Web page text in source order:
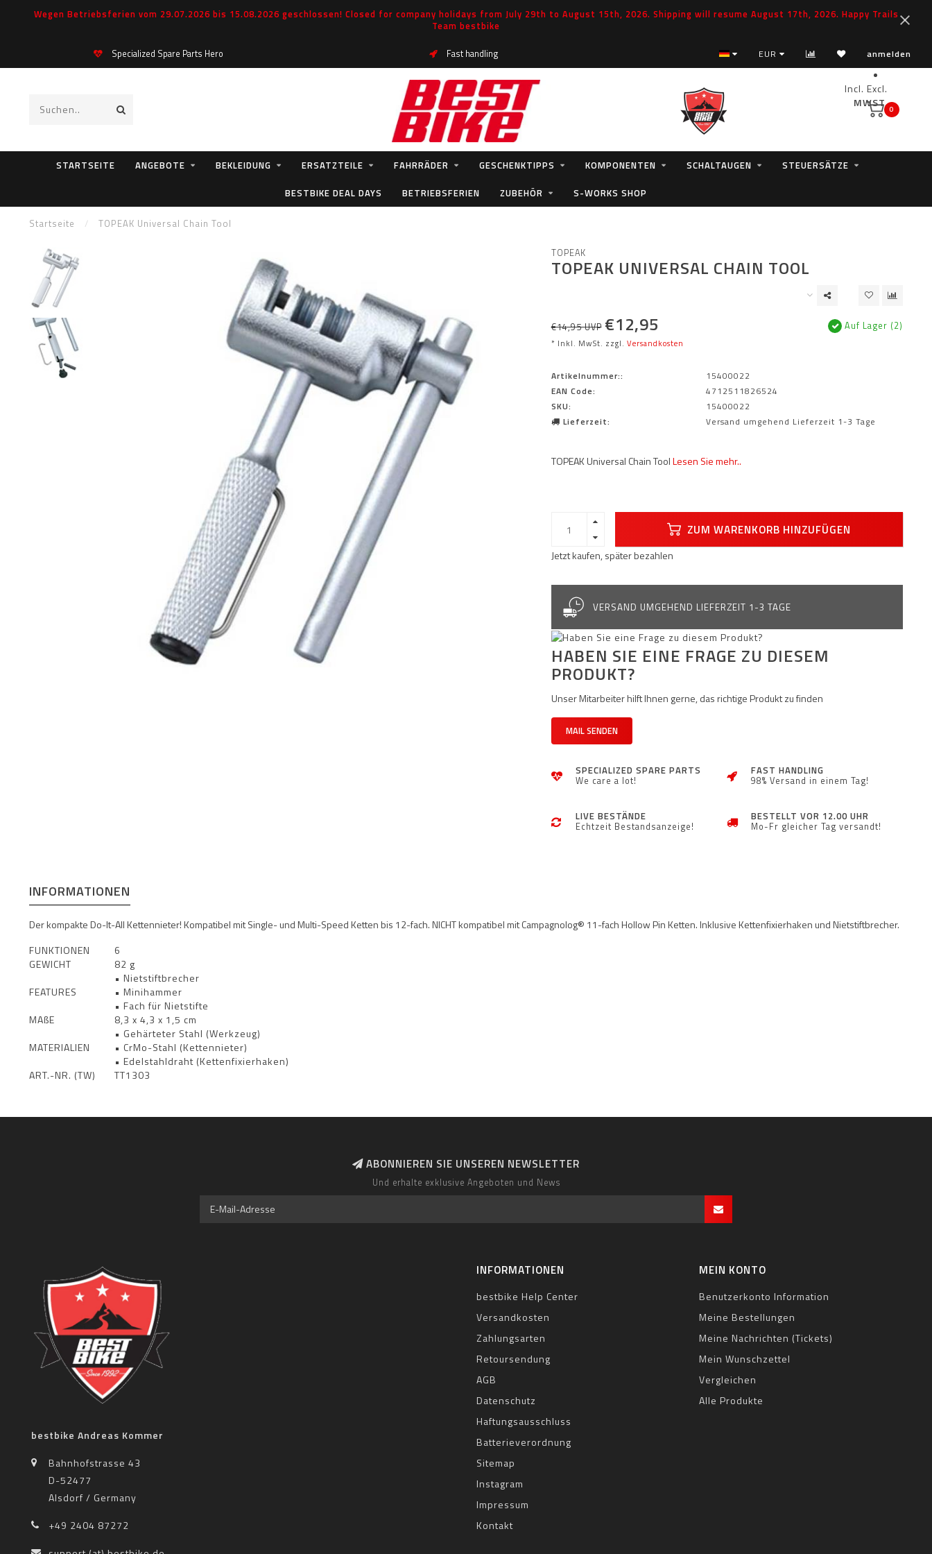
Wegen Betriebsferien vom 29.07.2026 bis 15.08.2026 geschlossen! Closed for company holidays from July 29th to August 15th, 2026. Shipping will resume August 17th, 2026. Happy Trails
Team bestbike
Specialized Spare Parts Hero Fast handling EUR anmelden
Incl. Excl.
MWST.0
STARTSEITE ANGEBOTE BEKLEIDUNG ERSATZTEILE FAHRRÄDER GESCHENKTIPPS KOMPONENTEN SCHALTAUGEN
STEUERSÄTZE
BESTBIKE DEAL DAYS
BETRIEBSFERIEN ZUBEHÖR S-WORKS SHOP
Startseite / TOPEAK Universal Chain Tool
TOPEAK
TOPEAK UNIVERSAL CHAIN TOOL
€14,95 UVP €12,95
* Inkl. MwSt. zzgl. Versandkosten
Auf Lager (2)
Artikelnummer::
15400022
EAN Code:
4712511826524
SKU:
15400022
Lieferzeit:
Versand umgehend Lieferzeit 1-3 Tage
TOPEAK Universal Chain ToolLesen Sie mehr..
ZUM WARENKORB HINZUFÜGEN
Jetzt kaufen, später bezahlen
VERSAND UMGEHEND LIEFERZEIT 1-3 TAGE
HABEN SIE EINE FRAGE ZU DIESEM
PRODUKT?
Unser Mitarbeiter hilft Ihnen gerne, das richtige Produkt zu finden
MAIL SENDEN
SPECIALIZED SPARE PARTS
We care a lot!
FAST HANDLING
98% Versand in einem Tag!
LIVE BESTÄNDE
Echtzeit Bestandsanzeige!
BESTELLT VOR 12.00 UHR
Mo-Fr gleicher Tag versandt!
INFORMATIONEN
Der kompakte Do-It-All Kettennieter! Kompatibel mit Single- und Multi-Speed Ketten bis 12-fach. NICHT kompatibel mit Campagnolog® 11-fach Hollow Pin Ketten. Inklusive Kettenfixierhaken und Nietstiftbrecher.
FUNKTIONEN
6
GEWICHT
82 g
FEATURES
• Nietstiftbrecher
• Minihammer
• Fach für Nietstifte
MAßE
8,3 x 4,3 x 1,5 cm
MATERIALIEN
• Gehärteter Stahl (Werkzeug)
• CrMo-Stahl (Kettennieter)
• Edelstahldraht (Kettenfixierhaken)
ART.-NR. (TW)
TT1303
ABONNIEREN SIE UNSEREN NEWSLETTER
Und erhalte exklusive Angeboten und News
bestbike Andreas Kommer
Bahnhofstrasse 43
D-52477
Alsdorf / Germany
+49 2404 87272
INFORMATIONEN
bestbike Help Center
Versandkosten
Zahlungsarten
Retoursendung
AGB
Datenschutz
Haftungsausschluss
Batterieverordnung
Sitemap
Instagram
Impressum
Kontakt
MEIN KONTO
Benutzerkonto Information
Meine Bestellungen
Meine Nachrichten (Tickets)
Mein Wunschzettel
Vergleichen
Alle Produkte